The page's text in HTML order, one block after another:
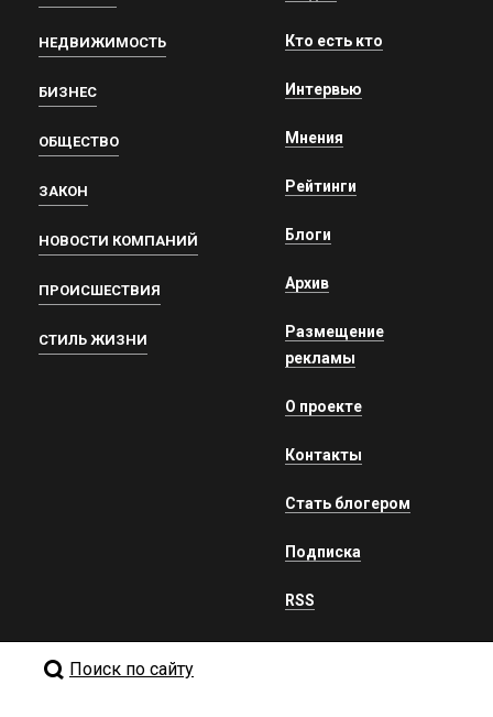
НЕДВИЖИМОСТЬ
БИЗНЕС
ОБЩЕСТВО
ЗАКОН
НОВОСТИ КОМПАНИЙ
ПРОИСШЕСТВИЯ
СТИЛЬ ЖИЗНИ
Кто есть кто
Интервью
Мнения
Рейтинги
Блоги
Архив
Размещение
рекламы
О проекте
Контакты
Стать блогером
Подписка
RSS
Поиск по сайту